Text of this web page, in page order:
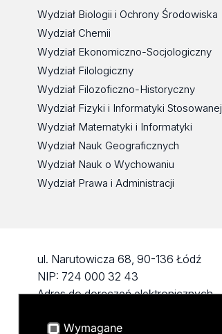
Wydział Biologii i Ochrony Środowiska
Wydział Chemii
Wydział Ekonomiczno-Socjologiczny
Wydział Filologiczny
Wydział Filozoficzno-Historyczny
Wydział Fizyki i Informatyki Stosowanej
Wydział Matematyki i Informatyki
Wydział Nauk Geograficznych
Wydział Nauk o Wychowaniu
Wydział Prawa i Administracji
ul. Narutowicza 68, 90-136 Łódź
NIP: 724 000 32 43
Adres do doręczeń elektronicznych
KONTAKT
Wymagane